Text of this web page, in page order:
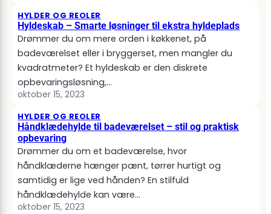
HYLDER OG REOLER
Hyldeskab – Smarte løsninger til ekstra hyldeplads
Drømmer du om mere orden i køkkenet, på
badeværelset eller i bryggerset, men mangler du
kvadratmeter? Et hyldeskab er den diskrete
opbevaringsløsning,…
oktober 15, 2023
HYLDER OG REOLER
Håndklædehylde til badeværelset – stil og praktisk
opbevaring
Drømmer du om et badeværelse, hvor
håndklæderne hænger pænt, tørrer hurtigt og
samtidig er lige ved hånden? En stilfuld
håndklædehylde kan være…
oktober 15, 2023